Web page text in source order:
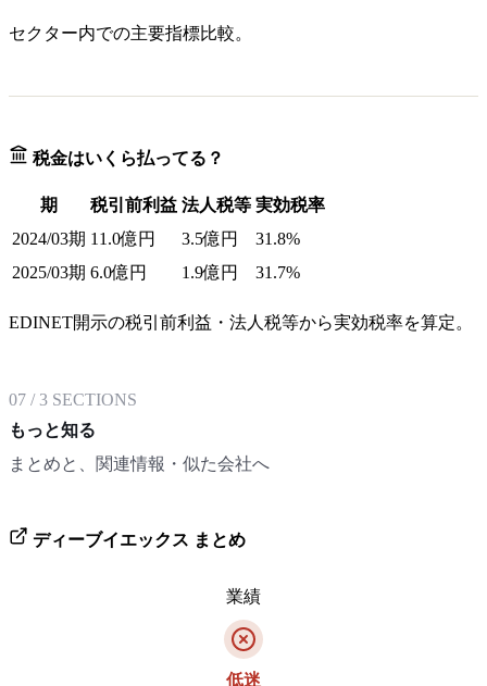
セクター内での主要指標比較。
税金はいくら払ってる？
期 税引前利益 法人税等 実効税率
2024/03期 11.0億円 3.5億円
31.8%
2025/03期 6.0億円 1.9億円 31.7%
EDINET開示の税引前利益・法人税等から実効税率を算定。
07 /3 SECTIONS
もっと知る
まとめと、関連情報・似た会社へ
ディーブイエックス まとめ
業績
低迷